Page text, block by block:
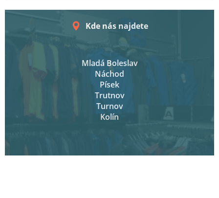
Kde nás najdete
Mladá Boleslav
Náchod
Písek
Trutnov
Turnov
Kolín